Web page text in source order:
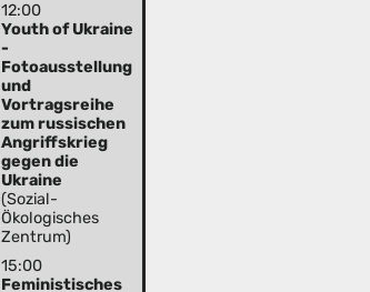
12:00
Youth of Ukraine
-
Fotoausstellung
und
Vortragsreihe
zum russischen
Angriffskrieg
gegen die
Ukraine
(Sozial-
Ökologisches
Zentrum)
15:00
Feministisches